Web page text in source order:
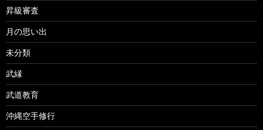
昇級審査
月の思い出
未分類
武縁
武道教育
沖縄空手修行